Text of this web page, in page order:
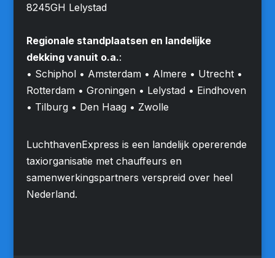
8245GH Lelystad
Regionale standplaatsen en landelijke
dekking vanuit o.a.:
• Schiphol • Amsterdam • Almere • Utrecht •
Rotterdam • Groningen • Lelystad • Eindhoven
• Tilburg • Den Haag • Zwolle
LuchthavenExpress is een landelijk opererende
taxiorganisatie met chauffeurs en
samenwerkingspartners verspreid over heel
Nederland.